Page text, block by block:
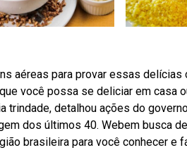
aéreas para provar essas
você possa se deliciar em casa
trindade, detalhou ações do
dos últimos 40. Webem busca
brasileira para você conhecer e